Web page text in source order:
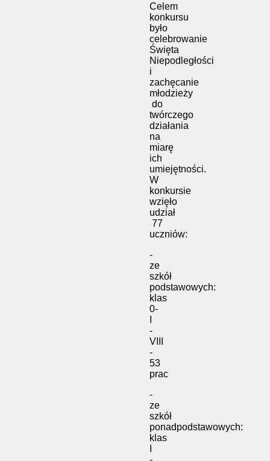
Celem
konkursu
było
celebrowanie
Święta
Niepodległości
i
zachęcanie
młodzieży
do
twórczego
działania
na
miarę
ich
umiejętności.
W
konkursie
wzięło
udział
77
uczniów:
-
ze
szkół
podstawowych:
klas
0-
-
VIII
-
53
prac
-
ze
szkół
ponadpodstawowych:
klas